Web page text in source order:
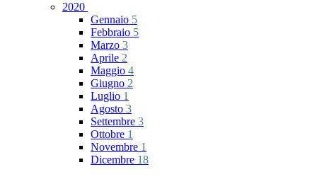
2020
Gennaio 5
Febbraio 5
Marzo 3
Aprile 2
Maggio 4
Giugno 2
Luglio 1
Agosto 3
Settembre 3
Ottobre 1
Novembre 1
Dicembre 18